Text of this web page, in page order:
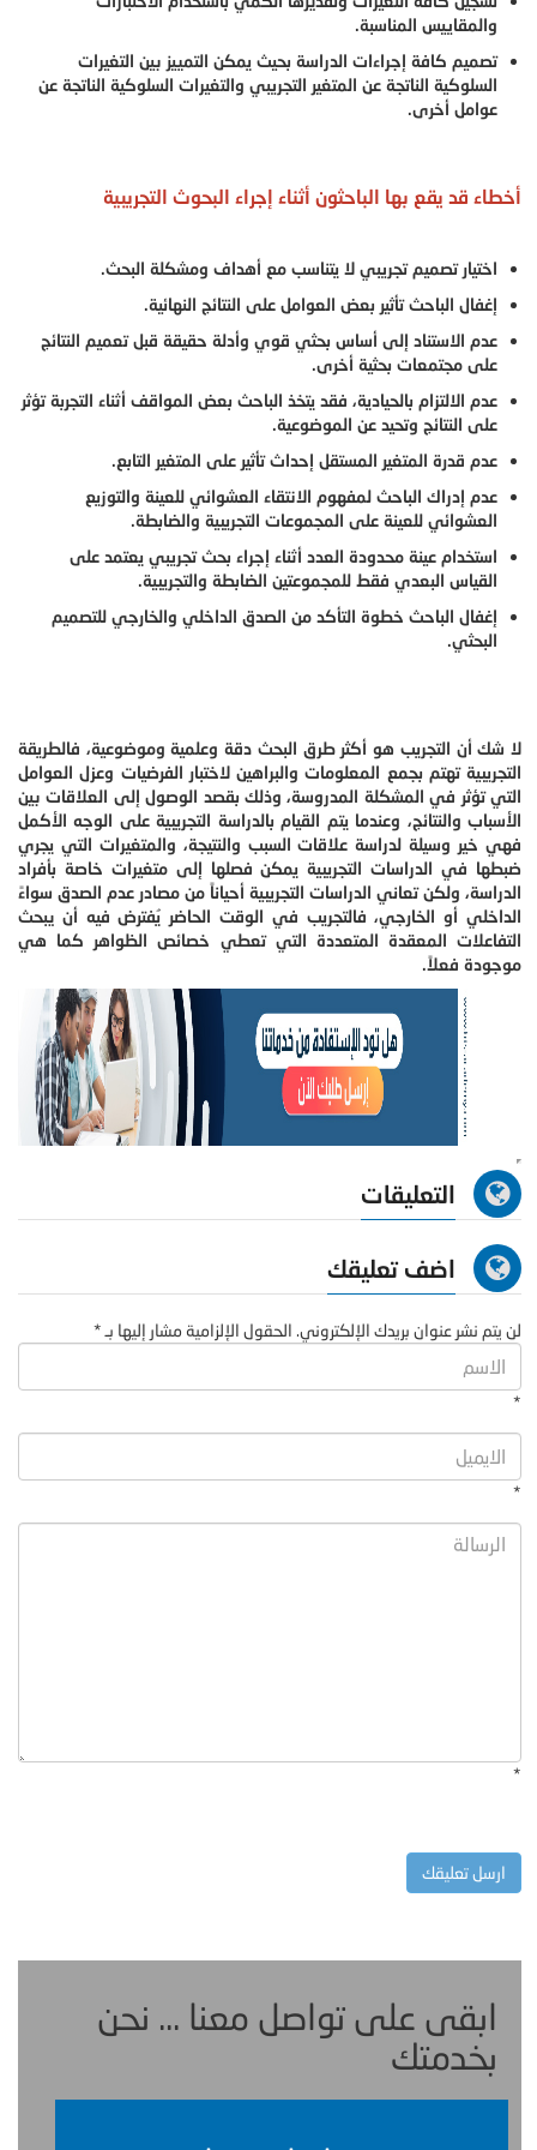
والمقاييس المناسبة.
تصميم كافة إجراءات الدراسة بحيث يمكن التمييز بين التغيرات
السلوكية الناتجة عن المتغير التجريبي والتغيرات السلوكية الناتجة عن
عوامل أخرى.
أخطاء قد يقع بها الباحثون أثناء إجراء البحوث التجريبية
اختيار تصميم تجريبي لا يتناسب مع أهداف ومشكلة البحث.
إغفال الباحث تأثير بعض العوامل على النتائج النهائية.
عدم الاستناد إلى أساس بحثي قوي وأدلة حقيقة قبل تعميم النتائج
على مجتمعات بحثية أخرى.
عدم الالتزام بالحيادية، فقد يتخذ الباحث بعض المواقف أثناء التجربة تؤثر
على النتائج وتحيد عن الموضوعية.
عدم قدرة المتغير المستقل إحداث تأثير على المتغير التابع.
عدم إدراك الباحث لمفهوم الانتقاء العشوائي للعينة والتوزيع
العشوائي للعينة على المجموعات التجريبية والضابطة.
استخدام عينة محدودة العدد أثناء إجراء بحث تجريبي يعتمد على
القياس البعدي فقط للمجموعتين الضابطة والتجريبية.
إغفال الباحث خطوة التأكد من الصدق الداخلي والخارجي للتصميم
البحثي.
لا شك أن التجريب هو أكثر طرق البحث دقة وعلمية وموضوعية، فالطريقة
التجريبية تهتم بجمع المعلومات والبراهين لاختبار الفرضيات وعزل العوامل
التي تؤثر في المشكلة المدروسة، وذلك بقصد الوصول إلى العلاقات بين
الأسباب والنتائج، وعندما يتم القيام بالدراسة التجريبية على الوجه الأكمل
فهي خير وسيلة لدراسة علاقات السبب والنتيجة، والمتغيرات التي يجري
ضبطها في الدراسات التجريبية يمكن فصلها إلى متغيرات خاصة بأفراد
الدراسة، ولكن تعاني الدراسات التجريبية أحياناً من مصادر عدم الصدق سواءً
الداخلي أو الخارجي، فالتجريب في الوقت الحاضر يُفترض فيه أن يبحث
التفاعلات المعقدة المتعددة التي تعطي خصائص الظواهر كما هي
موجودة فعلاً.
التعليقات
اضف تعليقك
لن يتم نشر عنوان بريدك الإلكتروني. الحقول الإلزامية مشار إليها بـ *
*
*
*
ابقى على تواصل معنا ... نحن
بخدمتك